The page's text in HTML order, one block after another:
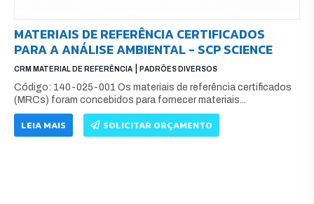
MATERIAIS DE REFERÊNCIA CERTIFICADOS
PARA A ANÁLISE AMBIENTAL - SCP SCIENCE
CRM MATERIAL DE REFERÊNCIA PADRÕES DIVERSOS
Código: 140-025-001 Os materiais de referência certificados
(MRCs) foram concebidos para fornecer materiais...
LEIA MAIS SOLICITAR ORÇAMENTO